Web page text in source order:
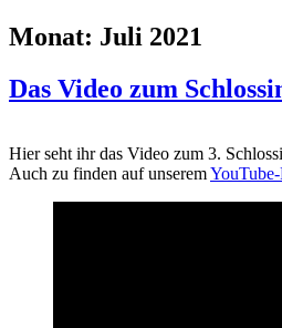
Monat: Juli 2021
Das Video zum
Hier seht ihr das Video zum 3.
Auch zu finden auf unserem